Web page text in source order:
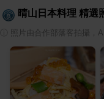
晴山日本料理 精選
照片由合作部落客拍攝，